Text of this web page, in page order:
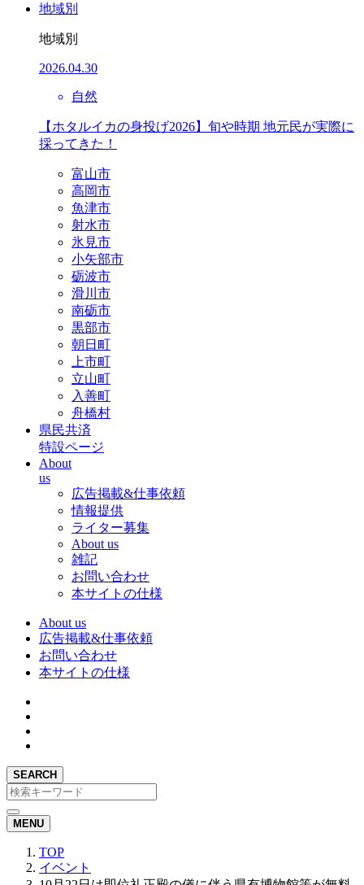
地域別
地域別
2026.04.30
自然
【ホタルイカの身投げ2026】旬や時期 地元民が実際に
採ってきた！
富山市
高岡市
魚津市
射水市
氷見市
小矢部市
砺波市
滑川市
南砺市
黒部市
朝日町
上市町
立山町
入善町
舟橋村
県民共済
特設ページ
About
us
広告掲載&仕事依頼
情報提供
ライター募集
About us
雑記
お問い合わせ
本サイトの仕様
About us
広告掲載&仕事依頼
お問い合わせ
本サイトの仕様
SEARCH
MENU
TOP
イベント